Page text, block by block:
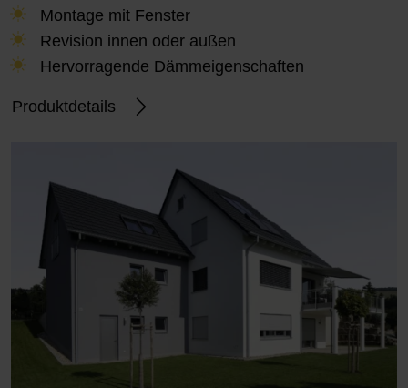
Montage mit Fenster
Revision innen oder außen
Hervorragende Dämmeigenschaften
Produktdetails